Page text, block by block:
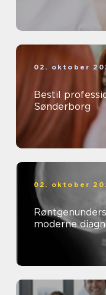
02. oktober
Bestil
Sønderborg
02. oktober
moderne